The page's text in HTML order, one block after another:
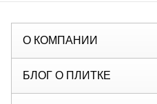
О КОМПАНИИ
БЛОГ О ПЛИТКЕ